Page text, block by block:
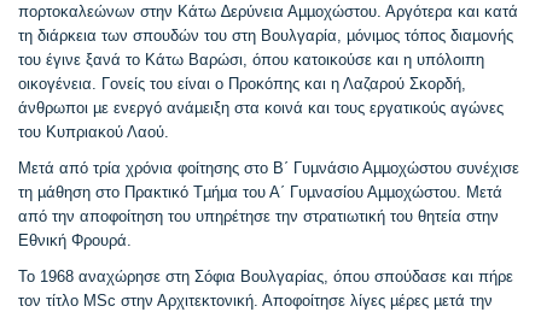
πορτοκαλεώνων στην Κάτω ∆ερύνεια Αµµοχώστου. Αργότερα και κατά
τη διάρκεια των σπουδών του στη Βουλγαρία, µόνιµος τόπος διαµονής
του έγινε ξανά το Κάτω Βαρώσι, όπου κατοικούσε και η υπόλοιπη
οικογένεια. Γονείς του είναι ο Προκόπης και η Λαζαρού Σκορδή,
άνθρωποι µε ενεργό ανάµειξη στα κοινά και τους εργατικούς αγώνες
του Κυπριακού Λαού.
Μετά από τρία χρόνια φοίτησης στο Β΄ Γυµνάσιο Αµµοχώστου συνέχισε
τη µάθηση στο Πρακτικό Τµήµα του Α΄ Γυµνασίου Αµµοχώστου. Μετά
από την αποφοίτηση του υπηρέτησε την στρατιωτική του θητεία στην
Εθνική Φρουρά.
Το 1968 αναχώρησε στη Σόφια Βουλγαρίας, όπου σπούδασε και πήρε
τον τίτλο MSc στην Αρχιτεκτονική. Αποφοίτησε λίγες µέρες µετά την